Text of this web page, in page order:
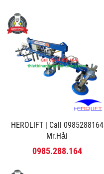
HEROLIFT | Call 0985288164
Mr.Hải
0985.288.164